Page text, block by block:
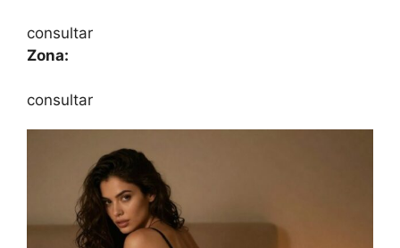
consultar
Zona:
consultar